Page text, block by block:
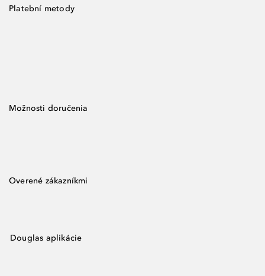
Platební metody
Možnosti doručenia
Overené zákazníkmi
Douglas aplikácie